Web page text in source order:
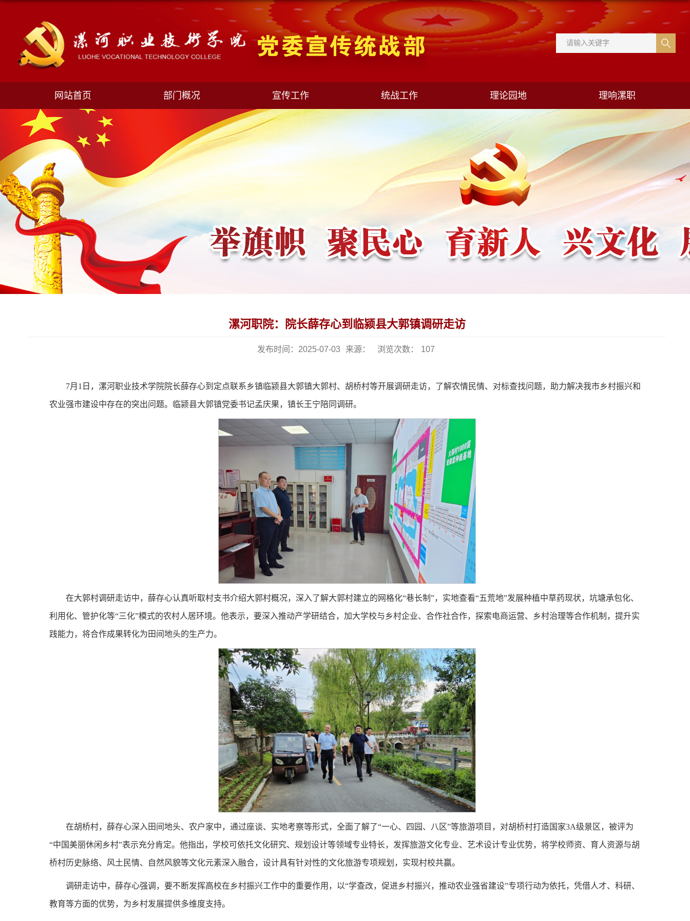
网站首页 部门概况 宣传工作 统战工作 理论园地 理响漯职
漯河职院：院长薛存心到临颍县大郭镇调研走访
发布时间：2025-07-03 来源： 浏览次数： 107
7月1日，漯河职业技术学院院长薛存心到定点联系乡镇临颍县大郭镇大郭村、胡桥村等开展调研走访，了解农情民情、对标查找问题，助力解决我市乡村振兴和
农业强市建设中存在的突出问题。临颍县大郭镇党委书记孟庆果，镇长王宁陪同调研。
在大郭村调研走访中，薛存心认真听取村支书介绍大郭村概况，深入了解大郭村建立的网格化“巷长制”，实地查看“五荒地”发展种植中草药现状，坑塘承包化、
利用化、管护化等“三化”模式的农村人居环境。他表示，要深入推动产学研结合，加大学校与乡村企业、合作社合作，探索电商运营、乡村治理等合作机制，提升实
践能力，将合作成果转化为田间地头的生产力。
在胡桥村，薛存心深入田间地头、农户家中，通过座谈、实地考察等形式，全面了解了“一心、四园、八区”等旅游项目，对胡桥村打造国家3A级景区，被评为
“中国美丽休闲乡村”表示充分肯定。他指出，学校可依托文化研究、规划设计等领域专业特长，发挥旅游文化专业、艺术设计专业优势，将学校师资、育人资源与胡
桥村历史脉络、风土民情、自然风貌等文化元素深入融合，设计具有针对性的文化旅游专项规划，实现村校共赢。
调研走访中，薛存心强调，要不断发挥高校在乡村振兴工作中的重要作用，以“学查改，促进乡村振兴，推动农业强省建设”专项行动为依托，凭借人才、科研、
教育等方面的优势，为乡村发展提供多维度支持。